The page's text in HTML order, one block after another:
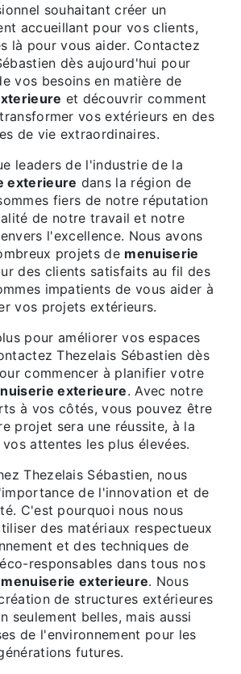
souhaitant créer un
accueillant pour vos clients,
là pour vous aider. Contactez
dès aujourd'hui pour
vos besoins en matière de
et découvrir comment
vos extérieurs en des
de vie extraordinaires.
leaders de l'industrie de la
exterieure dans la région de
fiers de notre réputation
de notre travail et notre
l'excellence. Nous avons
projets de menuiserie
des clients satisfaits au fil des
impatients de vous aider à
vos projets extérieurs.
pour améliorer vos espaces
Thezelais Sébastien dès
commencer à planifier votre
exterieure. Avec notre
à vos côtés, vous pouvez être
projet sera une réussite, à la
attentes les plus élevées.
Thezelais Sébastien, nous
de l'innovation et de
C'est pourquoi nous nous
des matériaux respectueux
et des techniques de
responsables dans tous nos
menuiserie exterieure. Nous
de structures extérieures
seulement belles, mais aussi
de l'environnement pour les
futures.